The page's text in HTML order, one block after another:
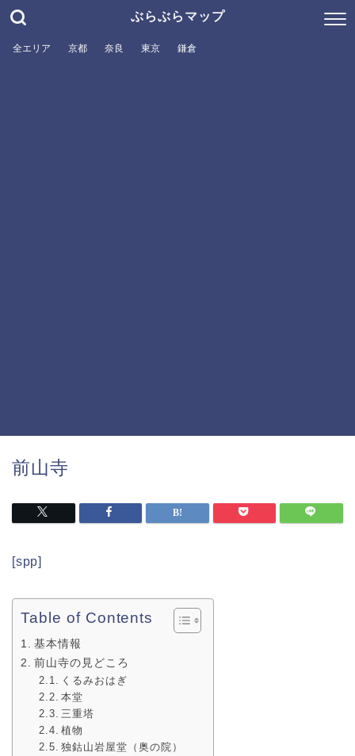
ぶらぶらマップ
全エリア 京都 奈良 東京 鎌倉
前山寺
[spp]
Table of Contents
基本情報
前山寺の見どころ
くるみおはぎ
本堂
三重塔
植物
独鈷山岩屋堂（奥の院）